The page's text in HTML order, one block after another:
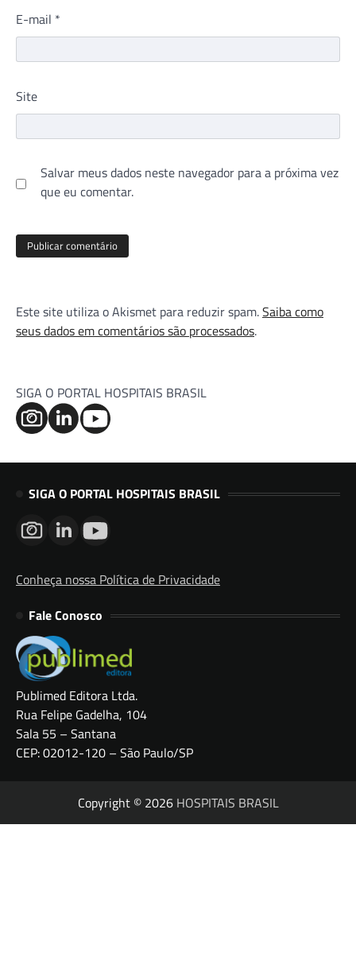
E-mail *
Site
Salvar meus dados neste navegador para a próxima vez
que eu comentar.
Este site utiliza o Akismet para reduzir spam.Saiba como
seus dados em comentários são processados.
SIGA O PORTAL HOSPITAIS BRASIL
SIGA O PORTAL HOSPITAIS BRASIL
Conheça nossa Política de Privacidade
Fale Conosco
Publimed Editora Ltda.
Rua Felipe Gadelha, 104
Sala 55 – Santana
CEP: 02012-120 – São Paulo/SP
Copyright © 2026 HOSPITAIS BRASIL